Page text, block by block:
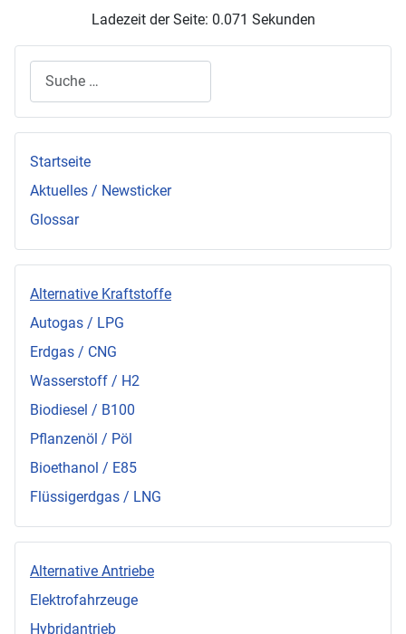
Ladezeit der Seite: 0.071 Sekunden
Startseite
Aktuelles / Newsticker
Glossar
Alternative Kraftstoffe
Autogas / LPG
Erdgas / CNG
Wasserstoff / H2
Biodiesel / B100
Pflanzenöl / Pöl
Bioethanol / E85
Flüssigerdgas / LNG
Alternative Antriebe
Elektrofahrzeuge
Hybridantrieb